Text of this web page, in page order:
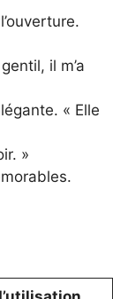
il m’a
« Elle
»